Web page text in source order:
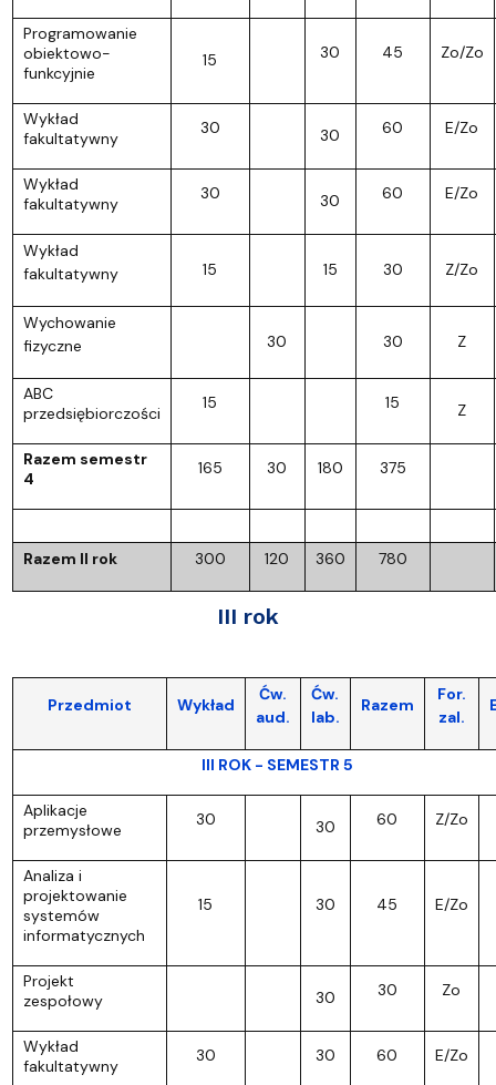
Programowanie
obiektowo-
funkcyjnie
15 30 45 Zo/Zo
Wykład
fakultatywny
30 30 60 E/Zo
Wykład
fakultatywny
30 30 60 E/Zo
Wykład
fakultatywny
15 15 30 Z/Zo
Wychowanie
fizyczne
30 30 Z
ABC
przedsiębiorczości
15 15 Z
Razem semestr
4
165 30 180 375
Razem II rok 300 120 360 780
III rok
Przedmiot Wykład
Ćw.
aud.
Ćw.
lab.
Razem
For.
zal.
III ROK - SEMESTR 5
Aplikacje
przemysłowe
30 30 60 Z/Zo
Analiza i
projektowanie
systemów
informatycznych
15 30 45 E/Zo
Projekt
zespołowy
30 30 Zo
Wykład
fakultatywny
30 30 60 E/Zo